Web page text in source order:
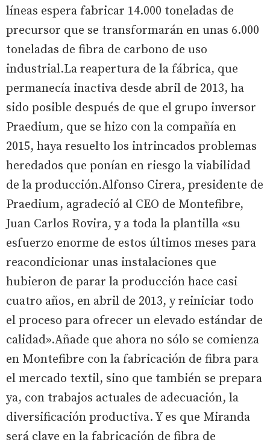
líneas espera fabricar 14.000 toneladas de
precursor que se transformarán en unas 6.000
toneladas de fibra de carbono de uso
industrial.La reapertura de la fábrica, que
permanecía inactiva desde abril de 2013, ha
sido posible después de que el grupo inversor
Praedium, que se hizo con la compañía en
2015, haya resuelto los intrincados problemas
heredados que ponían en riesgo la viabilidad
de la producción.Alfonso Cirera, presidente de
Praedium, agradeció al CEO de Montefibre,
Juan Carlos Rovira, y a toda la plantilla «su
esfuerzo enorme de estos últimos meses para
reacondicionar unas instalaciones que
hubieron de parar la producción hace casi
cuatro años, en abril de 2013, y reiniciar todo
el proceso para ofrecer un elevado estándar de
calidad».Añade que ahora no sólo se comienza
en Montefibre con la fabricación de fibra para
el mercado textil, sino que también se prepara
ya, con trabajos actuales de adecuación, la
diversificación productiva. Y es que Miranda
será clave en la fabricación de fibra de